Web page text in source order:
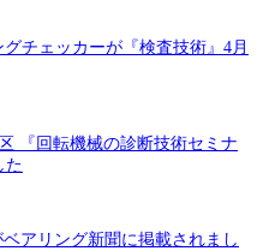
チェッカーが『検査技術』4月
『回転機械の診断技術セミナ
た
アリング新聞に掲載されまし